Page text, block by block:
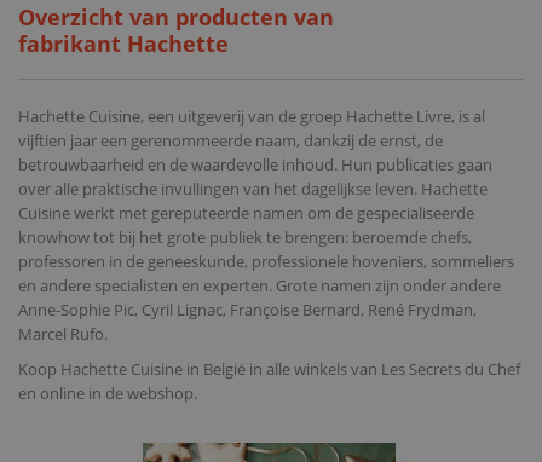
Overzicht van producten van
fabrikant Hachette
Hachette Cuisine, een uitgeverij van de groep Hachette Livre, is al
vijftien jaar een gerenommeerde naam, dankzij de ernst, de
betrouwbaarheid en de waardevolle inhoud. Hun publicaties gaan
over alle praktische invullingen van het dagelijkse leven. Hachette
Cuisine werkt met gereputeerde namen om de gespecialiseerde
knowhow tot bij het grote publiek te brengen: beroemde chefs,
professoren in de geneeskunde, professionele hoveniers, sommeliers
en andere specialisten en experten. Grote namen zijn onder andere
Anne-Sophie Pic, Cyril Lignac, Françoise Bernard, René Frydman,
Marcel Rufo.
Koop Hachette Cuisine in België in alle winkels van Les Secrets du Chef
en online in de webshop.